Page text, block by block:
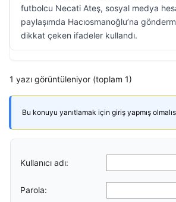
futbolcu Necati Ateş, sosyal medya
paylaşımda Hacıosmanoğlu’na
dikkat çeken ifadeler kullandı.
1 yazı görüntüleniyor (toplam 1)
Bu konuyu yanıtlamak için giriş yapmış
Kullanıcı adı:
Parola: